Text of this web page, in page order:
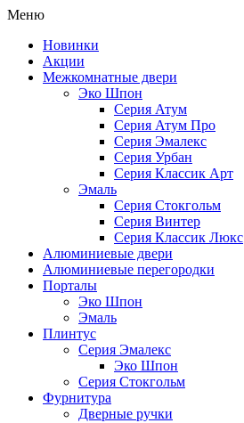
Меню
Новинки
Акции
Межкомнатные двери
Эко Шпон
Серия Атум
Серия Атум Про
Серия Эмалекс
Серия Урбан
Серия Классик Арт
Эмаль
Серия Стокгольм
Серия Винтер
Серия Классик Люкс
Алюминиевые двери
Алюминиевые перегородки
Порталы
Эко Шпон
Эмаль
Плинтус
Серия Эмалекс
Эко Шпон
Серия Стокгольм
Фурнитура
Дверные ручки